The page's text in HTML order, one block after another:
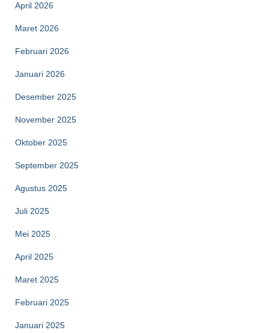
April 2026
Maret 2026
Februari 2026
Januari 2026
Desember 2025
November 2025
Oktober 2025
September 2025
Agustus 2025
Juli 2025
Mei 2025
April 2025
Maret 2025
Februari 2025
Januari 2025